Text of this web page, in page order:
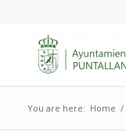
You are here: Home /